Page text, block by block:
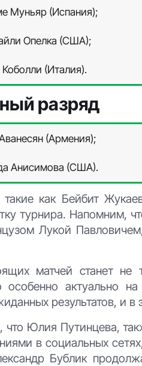
Муньяр (Испания);
Опелка (США);
(Италия).
разряд
(Армения);
Анисимова (США).
такие как Бейбит
турнира. Напомним,
Лукой
матчей станет не
особенно актуально
результатов, и в
что Юлия Путинцева,
в социальных
Бублик